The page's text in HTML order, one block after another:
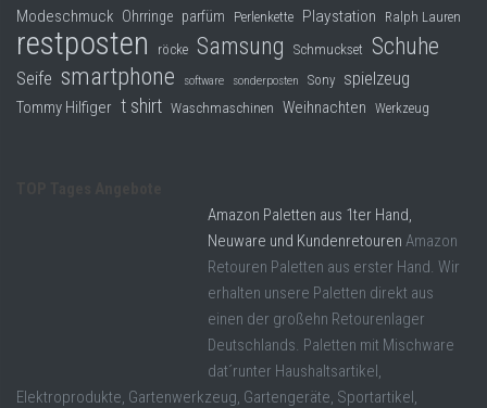
Modeschmuck Ohrringe parfüm Perlenkette Playstation Ralph Lauren
restposten röcke Samsung Schmuckset Schuhe
Seife smartphone software sonderposten Sony spielzeug
Tommy Hilfiger t shirt Waschmaschinen Weihnachten Werkzeug
Amazon Paletten aus 1ter Hand,
Neuware und Kundenretouren Amazon
Retouren Paletten aus erster Hand. Wir
erhalten unsere Paletten direkt aus
einen der großehn Retourenlager
Deutschlands. Paletten mit Mischware
dat´runter Haushaltsartikel,
Elektroprodukte, Gartenwerkzeug, Gartengeräte, Sportartikel,